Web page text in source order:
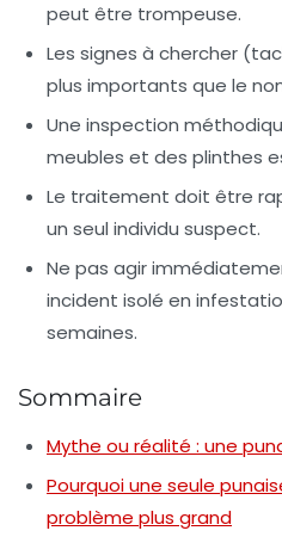
peut être trompeuse.
Les signes à chercher
plus importants que le
Une inspection
meubles et des plinthes
Le traitement doit être
un seul individu suspect.
Ne pas agir
incident isolé en
semaines.
Sommaire
Mythe ou réalité : une
Pourquoi une seule
problème plus grand